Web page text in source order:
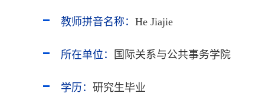
教师拼音名称： He Jiajie
所在单位： 国际关系与公共事务学院
学历： 研究生毕业